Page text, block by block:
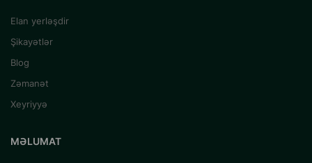
Elan yerləşdir
Şikayətlər
Blog
Zəmanət
Xeyriyyə
MƏLUMAT